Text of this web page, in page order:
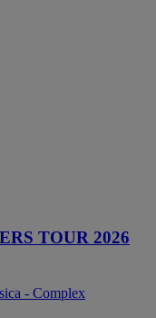
TOUR 2026
- Complex